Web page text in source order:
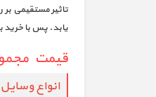
تاثیر مستقیمی
یابد. پس با خرید
قیمت
انواع